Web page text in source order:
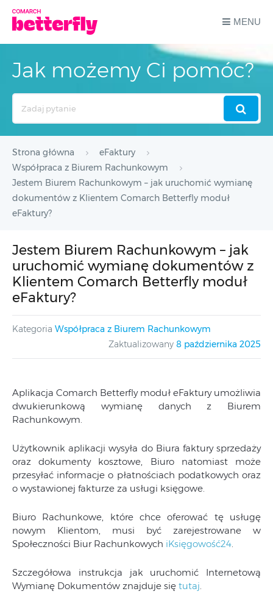
MENU
Jak możemy Ci pomóc?
Strona główna
eFaktury
Współpraca z Biurem Rachunkowym
Jestem Biurem Rachunkowym – jak uruchomić wymianę
dokumentów z Klientem Comarch Betterfly moduł
eFaktury?
Jestem Biurem Rachunkowym – jak
uruchomić wymianę dokumentów z
Klientem Comarch Betterfly moduł
eFaktury?
Kategoria Współpraca z Biurem Rachunkowym
Zaktualizowany 8 października 2025
Aplikacja Comarch Betterfly moduł eFaktury umożliwia
dwukierunkową wymianę danych z Biurem
Rachunkowym.
Użytkownik aplikacji wysyła do Biura faktury sprzedaży
oraz dokumenty kosztowe, Biuro natomiast może
przesyłać informacje o płatnościach podatkowych oraz
o wystawionej fakturze za usługi księgowe.
Biuro Rachunkowe, które chce oferować tę usługę
nowym Klientom, musi być zarejestrowane w
Społeczności Biur Rachunkowych iKsięgowość24.
Szczegółowa instrukcja jak uruchomić Internetową
Wymianę Dokumentów znajduje się tutaj.